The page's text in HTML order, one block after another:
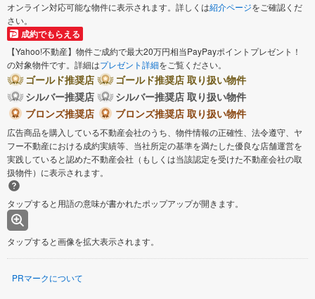
オンライン対応可能な物件に表示されます。詳しくは紹介ページをご確認くだ
さい。
成約でもらえる
【Yahoo!不動産】物件ご成約で最大20万円相当PayPayポイントプレゼント！
の対象物件です。詳細はプレゼント詳細をご覧ください。
ゴールド推奨店
ゴールド推奨店 取り扱い物件
シルバー推奨店
シルバー推奨店 取り扱い物件
ブロンズ推奨店
ブロンズ推奨店 取り扱い物件
広告商品を購入している不動産会社のうち、物件情報の正確性、法令遵守、ヤ
フー不動産における成約実績等、当社所定の基準を満たした優良な店舗運営を
実践していると認めた不動産会社（もしくは当該認定を受けた不動産会社の取
扱物件）に表示されます。
タップすると用語の意味が書かれたポップアップが開きます。
タップすると画像を拡大表示されます。
PRマークについて